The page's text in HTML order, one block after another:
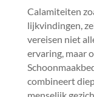
Calamiteiten
lijkvindingen,
vereisen niet
ervaring, maar
combineert